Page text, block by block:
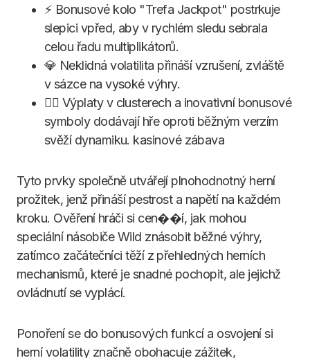
⚡ Bonusové kolo "Trefa Jackpot" postrkuje
slepici vpřed, aby v rychlém sledu sebrala
celou řadu multiplikátorů.
💎 Neklidná volatilita přináší vzrušení, zvláště
v sázce na vysoké výhry.
🏴‍☠️ Výplaty v clusterech a inovativní bonusové
symboly dodávají hře oproti běžným verzím
svěží dynamiku. kasinové zábava
Tyto prvky společně utvářejí plnohodnotný herní
prožitek, jenž přináší pestrost a napětí na každém
kroku. Ověření hráči si cen��í, jak mohou
speciální násobiče Wild znásobit běžné výhry,
zatímco začátečníci těží z přehledných herních
mechanismů, které je snadné pochopit, ale jejichž
ovládnutí se vyplácí.
Ponoření se do bonusových funkcí a osvojení si
herní volatility značně obohacuje zážitek,